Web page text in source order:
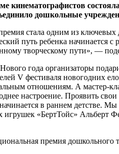
кинематографистов
дошкольные
стала одним из
путь ребенка
творческому пути», —
года организаторы
V фестиваля новогодних
отношениям. А мастер-
настроение. Проявить
начинается в раннем детстве.
«БертТойс» Альберт